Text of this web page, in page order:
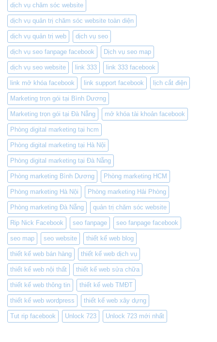
2)
dịch vụ chăm sóc website
dịch vụ quản trị chăm sóc website toàn diện
dịch vụ quản trị web dịch vụ seo
dịch vụ seo fanpage facebook Dịch vụ seo map
dịch vụ seo website link 333 link 333 facebook
link mở khóa facebook link support facebook lịch cắt điện
Marketing trọn gói tại Bình Dương
Marketing trọn gói tại Đà Nẵng mở khóa tài khoản facebook
Phòng digital marketing tại hcm
Phòng digital marketing tại Hà Nội
Phòng digital marketing tại Đà Nẵng
Phòng marketing Bình Dương Phòng marketing HCM
Phòng marketing Hà Nội Phòng marketing Hải Phòng
Phòng marketing Đà Nẵng quản trị chăm sóc website
Rip Nick Facebook seo fanpage seo fanpage facebook
seo map seo website thiết kế web blog
thiết kế web bán hàng thiết kế web dịch vụ
thiết kế web nội thất thiết kế web sửa chữa
thiết kế web thông tin thiết kế web TMĐT
thiết kế web wordpress thiết kế web xây dựng
Tut rip facebook Unlock 723 Unlock 723 mới nhất